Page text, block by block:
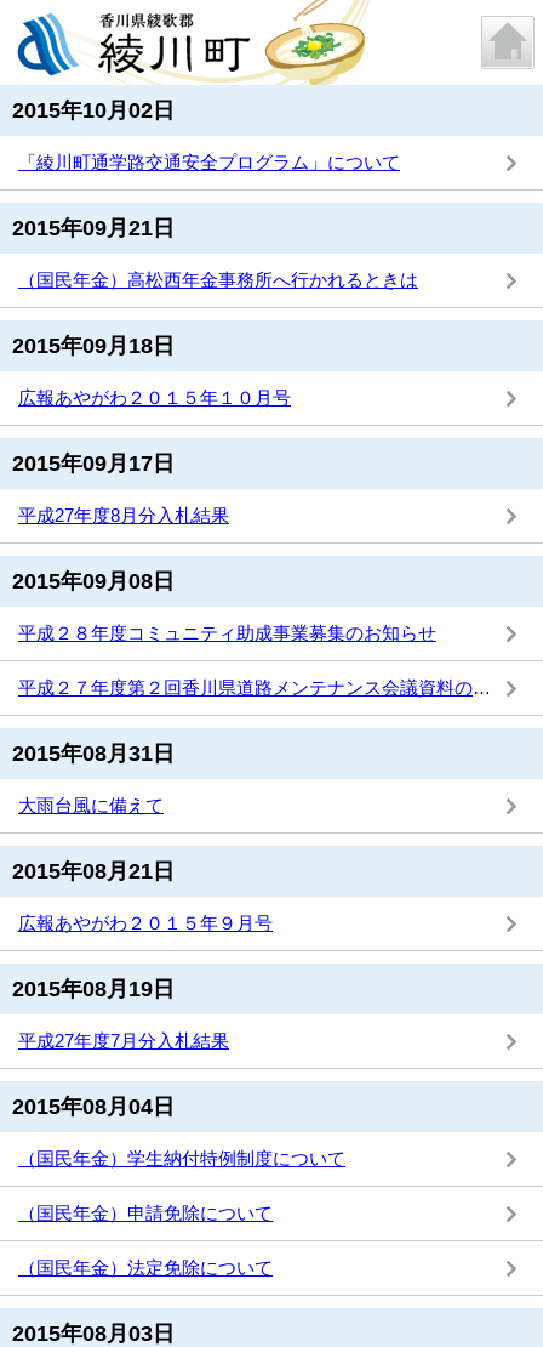
2015年10月02日
「綾川町通学路交通安全プログラム」について
2015年09月21日
（国民年金）高松西年金事務所へ行かれるときは
2015年09月18日
広報あやがわ２０１５年１０月号
2015年09月17日
平成27年度8月分入札結果
2015年09月08日
平成２８年度コミュニティ助成事業募集のお知らせ
平成２７年度第２回香川県道路メンテナンス会議資料の公表について
2015年08月31日
大雨台風に備えて
2015年08月21日
広報あやがわ２０１５年９月号
2015年08月19日
平成27年度7月分入札結果
2015年08月04日
（国民年金）学生納付特例制度について
（国民年金）申請免除について
（国民年金）法定免除について
2015年08月03日